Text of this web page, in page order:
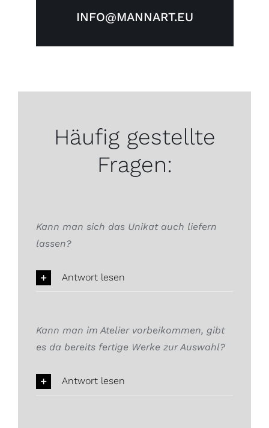
INFO@MANNART.EU
Häufig gestellte
Fragen:
Kann man sich das Unikat auch liefern
lassen?
Antwort lesen
Kann man im Atelier vorbeikommen, gibt
es da bereits fertige Werke zur Auswahl?
Antwort lesen